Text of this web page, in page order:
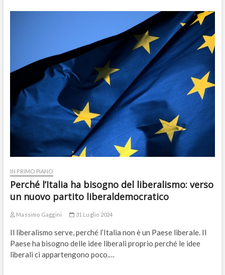
IN PRIMO PIANO
Perché l’Italia ha bisogno del liberalismo: verso
un nuovo partito liberaldemocratico
Massimo Gaggini 31 Luglio 2024
Il liberalismo serve, perché l’Italia non è un Paese liberale. Il
Paese ha bisogno delle idee liberali proprio perché le idee
liberali ci appartengono poco.…